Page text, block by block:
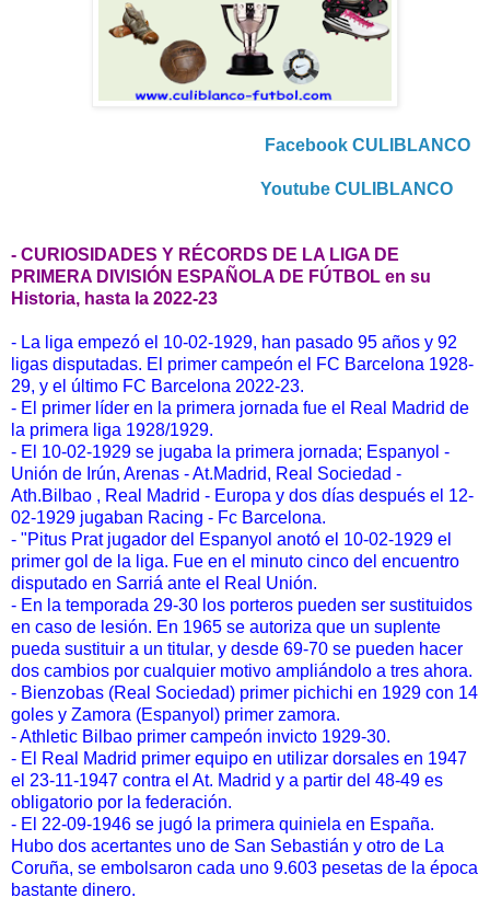
Facebook CULIBLANCO
Youtube CULIBLANCO
- CURIOSIDADES Y RÉCORDS DE LA LIGA DE
PRIMERA DIVISIÓN ESPAÑOLA DE FÚTBOL en su
Historia, hasta la 2022-23
- La liga empezó el 10-02-1929, han pasado 95 años y 92
ligas disputadas. El primer campeón el FC Barcelona 1928-
29, y el último FC Barcelona 2022-23.
- El primer líder en la primera jornada fue el Real Madrid de
la primera liga 1928/1929.
- El 10-02-1929 se jugaba la primera jornada; Espanyol -
Unión de Irún, Arenas - At.Madrid, Real Sociedad -
Ath.Bilbao , Real Madrid - Europa y dos días después el 12-
02-1929 jugaban Racing - Fc Barcelona.
- "Pitus Prat jugador del Espanyol anotó el 10-02-1929 el
primer gol de la liga. Fue en el minuto cinco del encuentro
disputado en Sarriá ante el Real Unión.
- En la temporada 29-30 los porteros pueden ser sustituidos
en caso de lesión. En 1965 se autoriza que un suplente
pueda sustituir a un titular, y desde 69-70 se pueden hacer
dos cambios por cualquier motivo ampliándolo a tres ahora.
- Bienzobas (Real Sociedad) primer pichichi en 1929 con 14
goles y Zamora (Espanyol) primer zamora.
- Athletic Bilbao primer campeón invicto 1929-30.
- El Real Madrid primer equipo en utilizar dorsales en 1947
el 23-11-1947 contra el At. Madrid y a partir del 48-49 es
obligatorio por la federación.
- El 22-09-1946 se jugó la primera quiniela en España.
Hubo dos acertantes uno de San Sebastián y otro de La
Coruña, se embolsaron cada uno 9.603 pesetas de la época
bastante dinero.